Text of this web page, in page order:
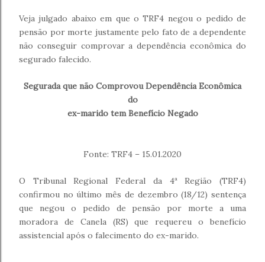
Veja julgado abaixo em que o TRF4 negou o pedido de
pensão por morte justamente pelo fato de a dependente
não conseguir comprovar a dependência econômica do
segurado falecido.
Segurada que não Comprovou Dependência Econômica
do
ex-marido tem Benefício Negado
Fonte: TRF4 – 15.01.2020
O Tribunal Regional Federal da 4ª Região (TRF4)
confirmou no último mês de dezembro (18/12) sentença
que negou o pedido de pensão por morte a uma
moradora de Canela (RS) que requereu o benefício
assistencial após o falecimento do ex-marido.